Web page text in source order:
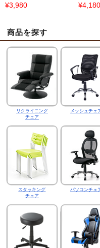
¥3,980 ¥4,180
商品を探す
リクライニング
チェア
メッシュチェ
スタッキング
チェア
パソコンチェ